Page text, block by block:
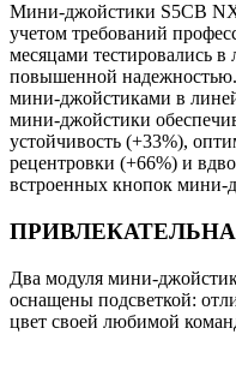
Мини-джойстики S5CB
учетом требований
месяцами тестировались
повышенной
мини-джойстиками в
мини-джойстики
устойчивость (+33%),
рецентровки (+66%) и
встроенных кнопок мини-
Два модуля мини-
оснащены подсветкой:
цвет своей любимой